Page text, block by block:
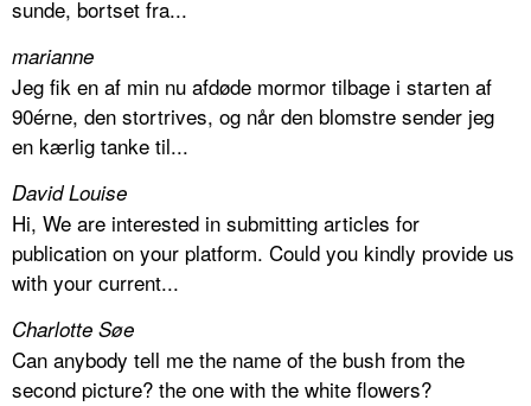
sunde, bortset fra...
marianne
Jeg fik en af min nu afdøde mormor tilbage i starten af
90érne, den stortrives, og når den blomstre sender jeg
en kærlig tanke til...
David Louise
Hi, We are interested in submitting articles for
publication on your platform. Could you kindly provide us
with your current...
Charlotte Søe
Can anybody tell me the name of the bush from the
second picture? the one with the white flowers?